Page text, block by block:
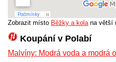
Zobrazit místo Běžky a kolana větší
Koupání v Polabí
Malvíny: Modrá voda a modrá